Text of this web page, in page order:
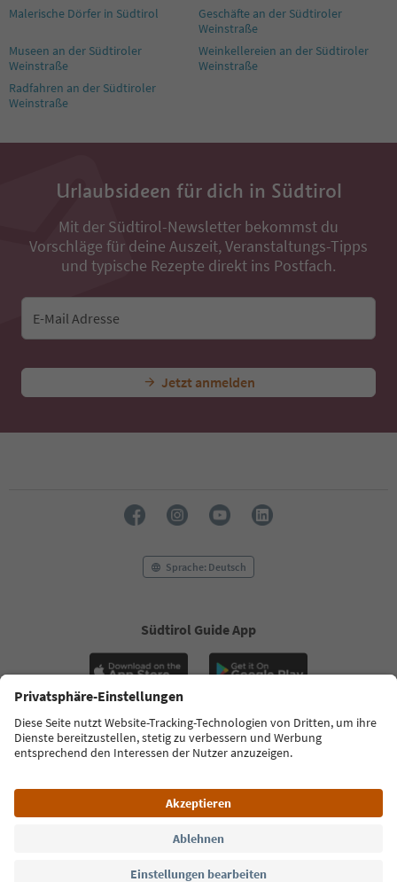
Malerische Dörfer in Südtirol
Geschäfte an der Südtiroler
Weinstraße
Museen an der Südtiroler
Weinstraße
Weinkellereien an der Südtiroler
Weinstraße
Radfahren an der Südtiroler
Weinstraße
Urlaubsideen für dich in Südtirol
Mit der Südtirol-Newsletter bekommst du
Vorschläge für deine Auszeit, Veranstaltungs-Tipps
und typische Rezepte direkt ins Postfach.
E-Mail Adresse
Jetzt anmelden
Sprache: Deutsch
Südtirol Guide App
FAQ Kontakt Presse MICE Datenschutzerklärung
Zugänglichkeitserklärung